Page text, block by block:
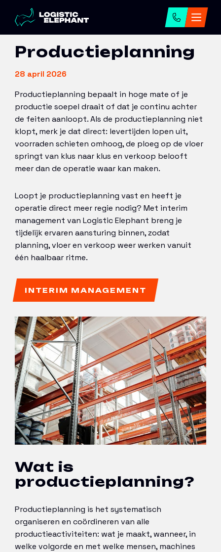
Home →Artikelen
Productieplanning
28 april 2026
Productieplanning bepaalt in hoge mate of je
productie soepel draait of dat je continu achter
de feiten aanloopt. Als de productieplanning niet
klopt, merk je dat direct: levertijden lopen uit,
voorraden schieten omhoog, de ploeg op de vloer
springt van klus naar klus en verkoop belooft
meer dan de operatie waar kan maken.
Loopt je productieplanning vast en heeft je
operatie direct meer regie nodig? Met interim
management van Logistic Elephant breng je
tijdelijk ervaren aansturing binnen, zodat
planning, vloer en verkoop weer werken vanuit
één haalbaar ritme.
INTERIM MANAGEMENT
Wat is
productieplanning?
Productieplanning is het systematisch
organiseren en coördineren van alle
productieactiviteiten: wat je maakt, wanneer, in
welke volgorde en met welke mensen, machines